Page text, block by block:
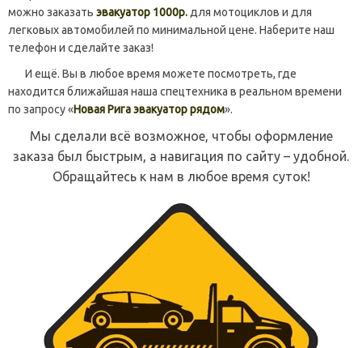
можно заказать эвакуатор 1000р.для мотоциклов и для
легковых автомобилей по минимальной цене. Наберите наш
телефон и сделайте заказ!
И ещё. Вы в любое время можете посмотреть, где
находится ближайшая наша спецтехника в реальном времени
по запросу «Новая Рига эвакуатор рядом».
Мы сделали всё возможное, чтобы оформление
заказа был быстрым, а навигация по сайту – удобной.
Обращайтесь к нам в любое время суток!